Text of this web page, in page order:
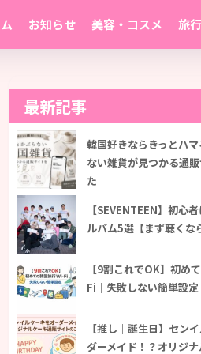
お知らせ 美容・コスメ 旅行
最新記事
韓国好きならきっとハ
ない雑貨が見つかる通
た
【SEVENTEEN】初心
ルバム5選【まず聴くな
【9割これでOK】初め
Fi｜失敗しない簡単設定
【推し｜誕生日】セン
ダーメイド！？オリジ